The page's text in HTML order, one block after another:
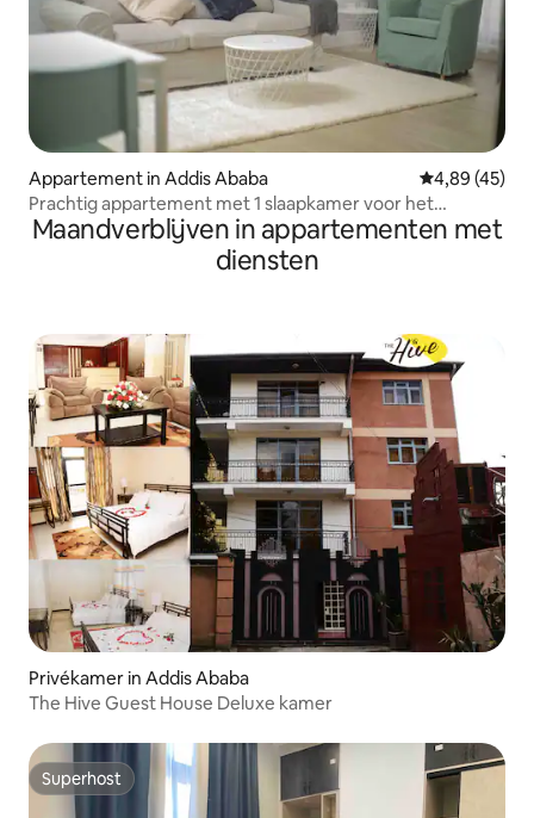
Appartement in Addis Ababa Gemiddelde
4,89 (45)
Prachtig appartement met 1 slaapkamer voor het
stadscentrum van Dembel
Maandverblijven in appartementen met
diensten
Privékamer in Addis Ababa
The Hive Guest House Deluxe kamer
Superhost
Superhost